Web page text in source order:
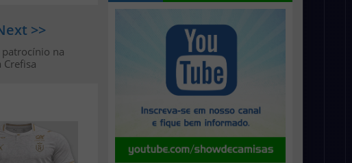
>>
na
Crefisa